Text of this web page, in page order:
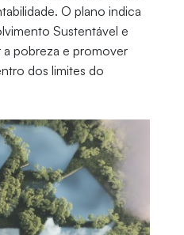
O plano indica
Sustentável e
a pobreza e promover
dos limites do